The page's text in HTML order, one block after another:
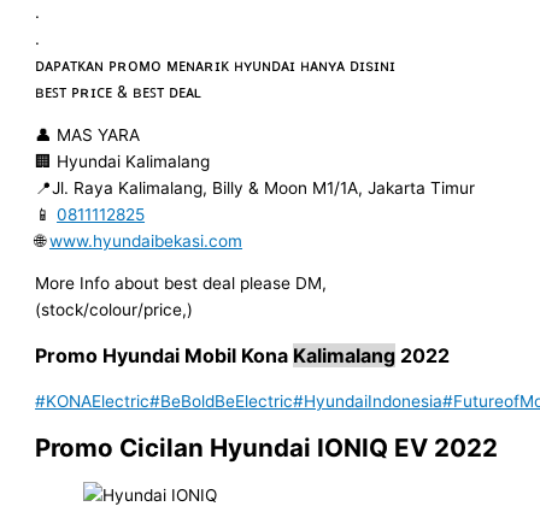
.
.
ᴅᴀᴘᴀᴛᴋᴀɴ ᴘʀᴏᴍᴏ ᴍᴇɴᴀʀɪᴋ ʜʏᴜɴᴅᴀɪ ʜᴀɴʏᴀ ᴅɪsɪɴɪ
ʙᴇꜱᴛ ᴘʀɪᴄᴇ & ʙᴇꜱᴛ ᴅᴇᴀʟ
👤 MAS YARA
🏢 Hyundai Kalimalang
📍Jl. Raya Kalimalang, Billy & Moon M1/1A, Jakarta Timur
📱0811112825
🌐www.hyundaibekasi.com
More Info about best deal please DM,
(stock/colour/price,)
Promo Hyundai Mobil Kona Kalimalang 2022
#KONAElectric#BeBoldBeElectric#HyundaiIndonesia
Promo Cicilan Hyundai IONIQ EV 2022